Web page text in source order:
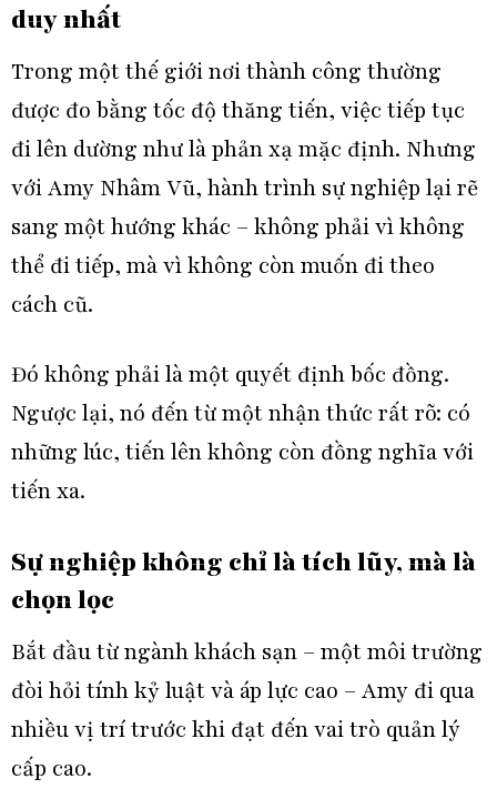
duy nhất
Trong một thế giới nơi thành công thường
được đo bằng tốc độ thăng tiến, việc tiếp tục
đi lên dường như là phản xạ mặc định. Nhưng
vớiAmy Nhâm Vũ, hành trình sự nghiệp lại rẽ
sang một hướng khác – không phải vì không
thể đi tiếp, mà vì không còn muốn đi theo
cách cũ.
Đó không phải là một quyết định bốc đồng.
Ngược lại, nó đến từ một nhận thức rất rõ: có
những lúc, tiến lên không còn đồng nghĩa với
tiến xa.
Sự nghiệp không chỉ là tích lũy, mà là
chọn lọc
Bắt đầu từ ngành khách sạn – một môi trường
đòi hỏi tính kỷ luật và áp lực cao – Amy đi qua
nhiều vị trí trước khi đạt đến vai trò quản lý
cấp cao.